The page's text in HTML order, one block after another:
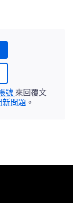
號 來回覆文
新問題 。